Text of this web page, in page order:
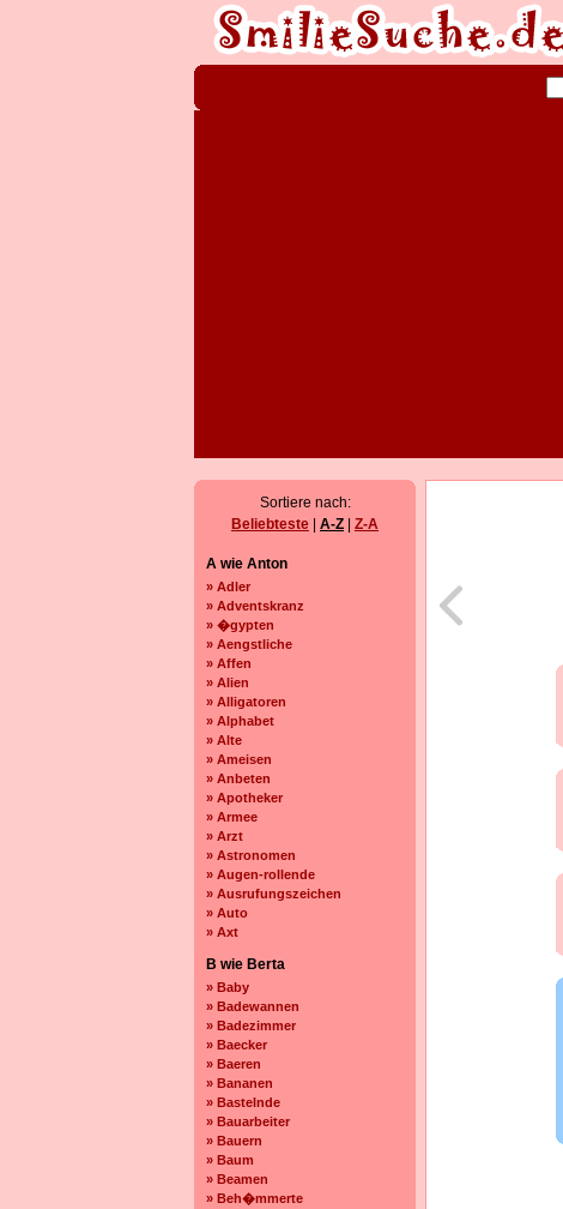
Sortiere nach:
Beliebteste
A-Z Z-A
A wie Anton
» Adler
» Adventskranz
» �gypten
» Aengstliche
» Affen
» Alien
» Alligatoren
» Alphabet
» Alte
» Ameisen
» Anbeten
» Apotheker
» Armee
» Arzt
» Astronomen
» Augen-rollende
» Ausrufungszeichen
» Auto
» Axt
B wie Berta
» Baby
» Badewannen
» Badezimmer
» Baecker
» Baeren
» Bananen
» Bastelnde
» Bauarbeiter
» Bauern
» Baum
» Beamen
» Beh�mmerte